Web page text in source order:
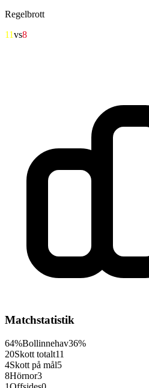
Regelbrott
11vs8
Matchstatistik
64%Bollinnehav36%
20Skott totalt11
4Skott på mål5
8Hörnor3